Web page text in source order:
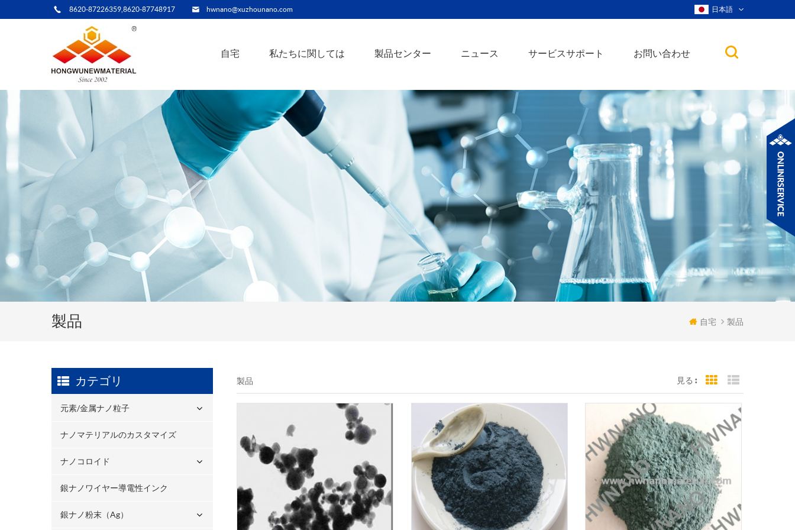
8620-87226359,8620-87748917 hwnano@xuzhounano.com 日本語
自宅 私たちに関しては 製品センター ニュース サービスサポート お問い合わせ
製品 自宅 製品
カテゴリ
元素/金属ナノ粒子
ナノマテリアルのカスタマイズ
ナノコロイド
銀ナノワイヤー導電性インク
銀ナノ粉末（ag）
製品 見る : Grid View